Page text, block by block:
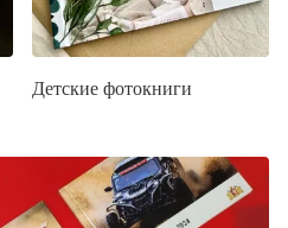
Детские фотокниги